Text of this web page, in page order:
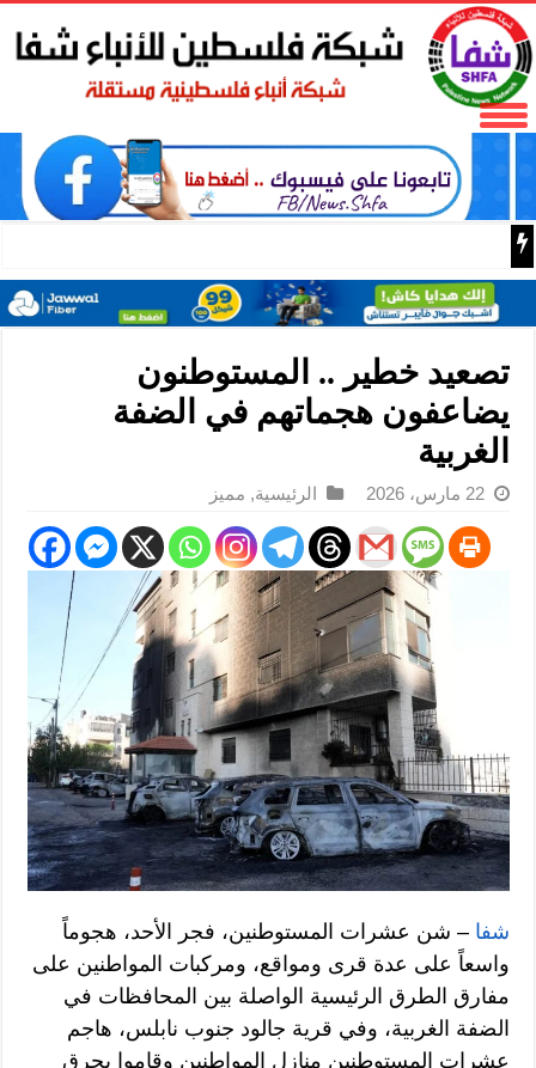
بدء تشغيل أول منصة عائمة لطاقة الرياح مقاومة للأعاصير بقدرة 16 ميغاواط
تصعيد خطير .. المستوطنون
يضاعفون هجماتهم في الضفة
الغربية
22 مارس، 2026 الرئيسية, مميز
شفا – شن عشرات المستوطنين، فجر الأحد، هجوماً
واسعاً على عدة قرى ومواقع، ومركبات المواطنين على
مفارق الطرق الرئيسية الواصلة بين المحافظات في
الضفة الغربية، وفي قرية جالود جنوب نابلس، هاجم
عشرات المستوطنين منازل المواطنين وقاموا بحرق